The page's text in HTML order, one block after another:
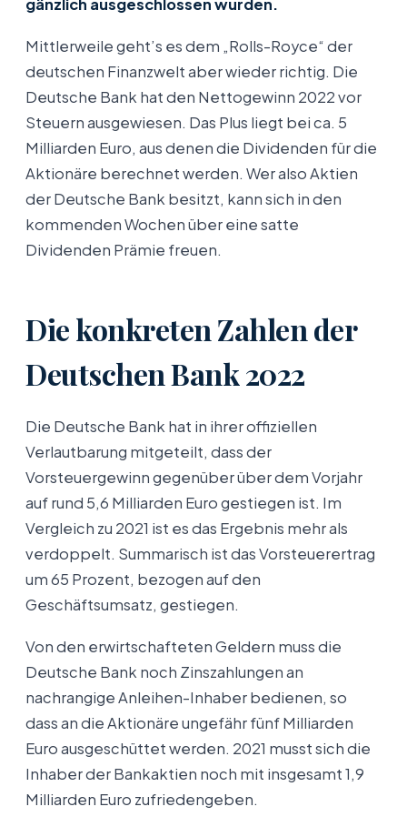
Mittlerweile geht’s es dem „Rolls-Royce“ der
deutschen Finanzwelt aber wieder richtig. Die
Deutsche Bank hat den Nettogewinn 2022 vor
Steuern ausgewiesen. Das Plus liegt bei ca. 5
Milliarden Euro, aus denen die Dividenden für die
Aktionäre berechnet werden. Wer also Aktien
der Deutsche Bank besitzt, kann sich in den
kommenden Wochen über eine satte
Dividenden Prämie freuen.
Die konkreten Zahlen der
Deutschen Bank 2022
Die Deutsche Bank hat in ihrer offiziellen
Verlautbarung mitgeteilt, dass der
Vorsteuergewinn gegenüber über dem Vorjahr
auf rund 5,6 Milliarden Euro gestiegen ist. Im
Vergleich zu 2021 ist es das Ergebnis mehr als
verdoppelt. Summarisch ist das Vorsteuerertrag
um 65 Prozent, bezogen auf den
Geschäftsumsatz, gestiegen.
Von den erwirtschafteten Geldern muss die
Deutsche Bank noch Zinszahlungen an
nachrangige Anleihen-Inhaber bedienen, so
dass an die Aktionäre ungefähr fünf Milliarden
Euro ausgeschüttet werden. 2021 musst sich die
Inhaber der Bankaktien noch mit insgesamt 1,9
Milliarden Euro zufriedengeben.